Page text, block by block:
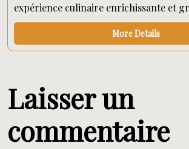
expérience culinaire enrichissante et
More Details
Laisser un
commentaire